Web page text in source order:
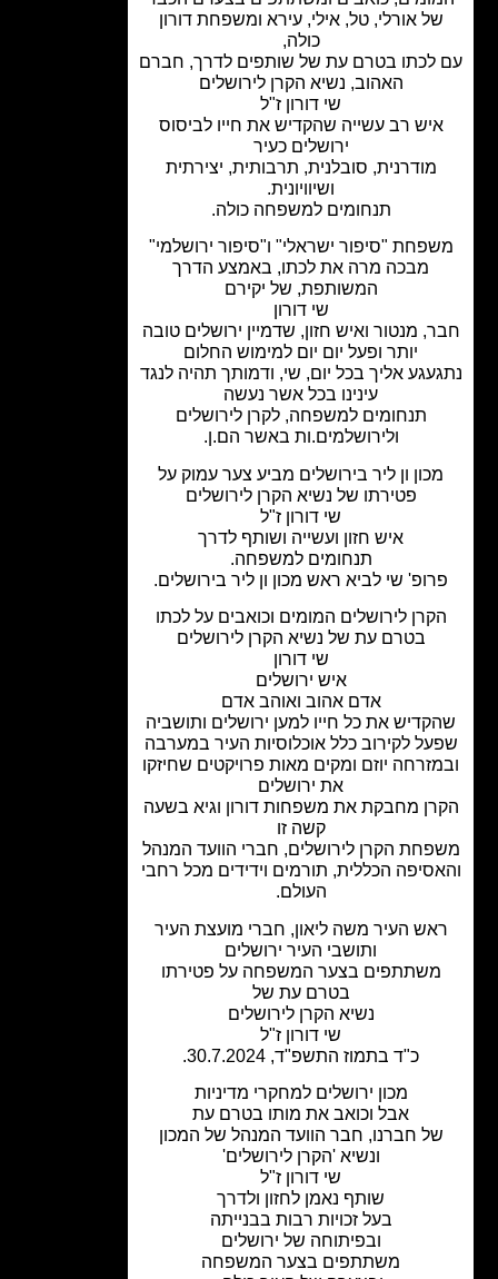
אורלי, טל, אילי, עירא ומשפחת דורון
בטרם עת של שותפים לדרך, חברם
האהוב, נשיא הקרן לירושלים
שי דורון ז"ל
רב עשייה שהקדיש את חייו לביסוס
ירושלים כעיר
מודרנית, סובלנית, תרבותית, יצירתית
ושיוויונית.
תנחומים למשפחה כולה.
"סיפור ישראלי" ו"סיפור ירושלמי"
מבכה מרה את לכתו, באמצע הדרך
המשותפת, של יקירם
מנטור ואיש חזון, שדמיין ירושלים טובה
יותר ופעל יום יום למימוש החלום
אליך בכל יום, שי, ודמותך תהיה לנגד
עינינו בכל אשר נעשה
תנחומים למשפחה, לקרן לירושלים
ולירושלמים.ות באשר הם.ן.
ון ליר בירושלים מביע צער עמוק על
פטירתו של נשיא הקרן לירושלים
שי דורון ז"ל
איש חזון ועשייה ושותף לדרך
תנחומים למשפחה.
שי לביאראש מכון ון ליר בירושלים.
לירושליםהמומים וכואבים על לכתו
בטרם עת של נשיא הקרן לירושלים
איש ירושלים
אדם אהוב ואוהב אדם
את כל חייו למען ירושלים ותושביה
לקירוב כלל אוכלוסיות העיר במערבה
יוזם ומקים מאות פרויקטים שחיזקו
את ירושלים
מחבקת את משפחות דורון וגיא בשעה
הקרן לירושלים, חברי הוועד המנהל
הכללית, תורמים וידידים מכל רחבי
העיר משה ליאון, חברי מועצת העיר
ותושבי העיר ירושלים
משתתפים בצער המשפחה על פטירתו
בטרם עת של
נשיא הקרן לירושלים
שי דורון ז"ל
כ"ד בתמוז התשפ"ד, 30.7.2024.
מכון ירושלים למחקרי מדיניות
אבל וכואב את מותו בטרם עת
חברנו, חבר הוועד המנהל של המכון
ונשיא 'הקרן לירושלים'
שי דורון ז"ל
שותף נאמן לחזון ולדרך
בעל זכויות רבות בבנייתה
ובפיתוחה של ירושלים
משתתפים בצער המשפחה